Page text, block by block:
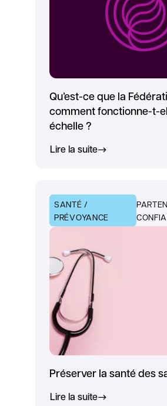
Qu’est-ce que la
comment fonctionne-t-
échelle ?
Lire la suite
SANTÉ /
PRÉVOYANCE
Préserver la santé des
Lire la suite